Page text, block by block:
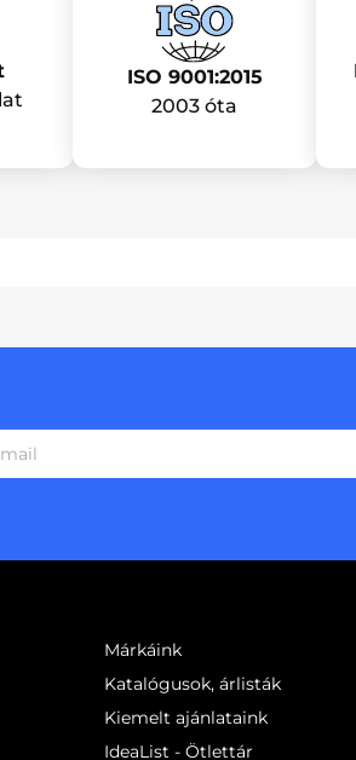
ISO 9001:2015
2003 óta
Márkáink
Katalógusok, árlisták
Kiemelt ajánlataink
IdeaList - Ötlettár